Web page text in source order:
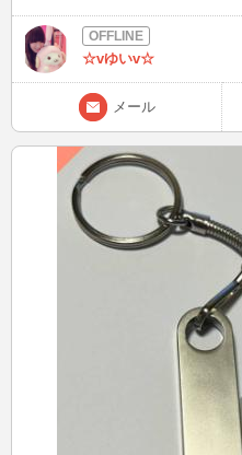
せられる時間でしたら待ち合わせで待ってま
下さい✨
☆vゆいv☆
メール